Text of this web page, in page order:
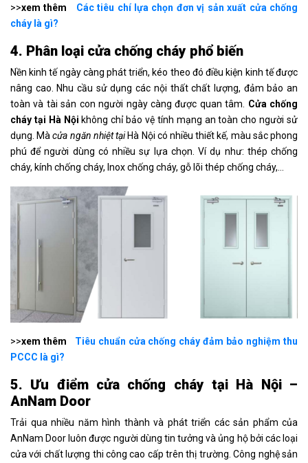
>>xem thêm
Các tiêu chí lựa chọn đơn vị sản xuất cửa chống
cháy là gì?
4. Phân loại cửa chống cháy phổ biến
Nền kinh tế ngày càng phát triển, kéo theo đó điều kiện kinh tế được
nâng cao. Nhu cầu sử dụng các nội thất chất lượng, đảm bảo an
toàn và tài sản con người ngày càng được quan tâm. Cửa chống
cháy tại Hà Nội không chỉ bảo vệ tính mạng an toàn cho người sử
dụng. Màcửa ngăn nhiệt tại Hà Nội có nhiều thiết kế, màu sắc phong
phú để người dùng có nhiều sự lựa chọn. Ví dụ như: thép chống
cháy, kính chống cháy, Inox chống cháy, gỗ lõi thép chống cháy,…
>>xem thêm
Tiêu chuẩn cửa chống cháy đảm bảo nghiệm thu
PCCC là gì?
5. Ưu điểm cửa chống cháy tại Hà Nội –
AnNam Door
Trải qua nhiều năm hình thành và phát triển các sản phẩm của
AnNam Door luôn được người dùng tin tưởng và ủng hộ bởi các loại
cửa với chất lượng thi công cao cấp trên thị trường. Công nghệ sản